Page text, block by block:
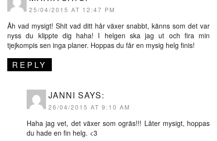
25/04/2015 AT 12:47 PM
Åh vad mysigt! Shit vad ditt hår växer snabbt, känns som det var
nyss du klippte dig haha! I helgen ska jag ut och fira min
tjejkompis sen inga planer. Hoppas du får en mysig helg finis!
REPLY
JANNI SAYS:
26/04/2015 AT 9:10 AM
Haha jag vet, det växer som ogräs!!! Låter mysigt, hoppas
du hade en fin helg. <3